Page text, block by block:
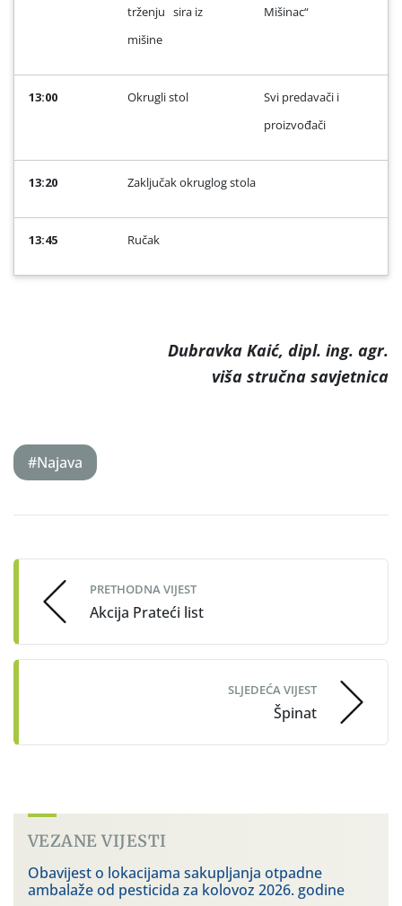
trženju sira iz
mišine
Mišinac“
13:00 Okrugli stol
Svi predavači i
proizvođači
13:20 Zaključak okruglog stola
13:45 Ručak
Dubravka Kaić, dipl. ing. agr.
viša stručna savjetnica
#Najava
navigation
PRETHODNA VIJEST
Akcija Prateći list
SLJEDEĆA VIJEST
Špinat
VEZANE VIJESTI
Obavijest o lokacijama sakupljanja otpadne
ambalaže od pesticida za kolovoz 2026. godine